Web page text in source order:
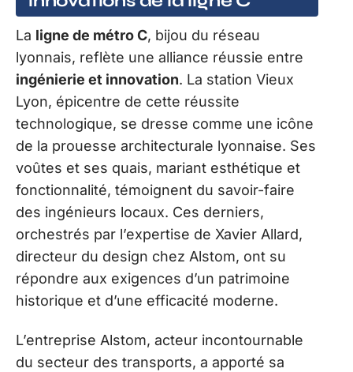
La ligne de métro C, bijou du réseau
lyonnais, reflète une alliance réussie entre
ingénierie et innovation. La station Vieux
Lyon, épicentre de cette réussite
technologique, se dresse comme une icône
de la prouesse architecturale lyonnaise. Ses
voûtes et ses quais, mariant esthétique et
fonctionnalité, témoignent du savoir-faire
des ingénieurs locaux. Ces derniers,
orchestrés par l’expertise de Xavier Allard,
directeur du design chez Alstom, ont su
répondre aux exigences d’un patrimoine
historique et d’une efficacité moderne.
L’entreprise Alstom, acteur incontournable
du secteur des transports, a apporté sa